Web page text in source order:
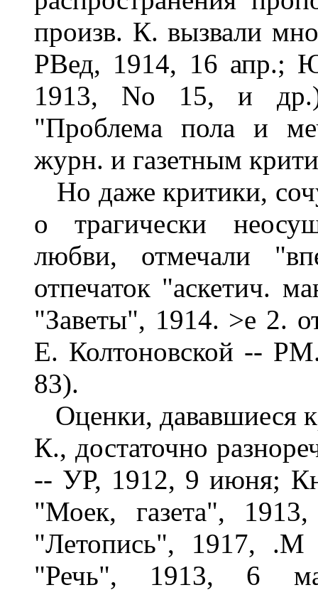
произв. К. вызвали
РВед, 1914, 16 апр.;
1913, No 15, и
"Проблема пола и
журн. и газетным
Но даже критики,
о трагически
любви, отмечали
отпечаток "аскетич.
"Заветы", 1914. >е 2.
Е. Колтоновской --
83).
Оценки, дававшиеся
К., достаточно
-- УР, 1912, 9 июня;
"Моек, газета",
"Летопись", 1917,
"Речь", 1913, 6